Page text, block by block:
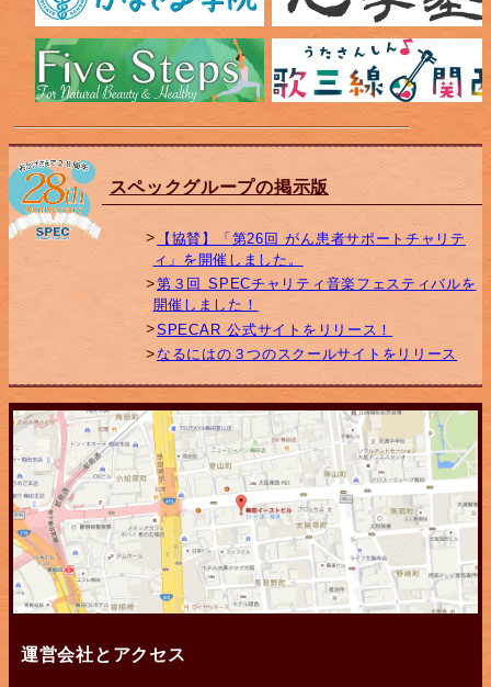
スペックグループの掲示版
【協賛】「第26回 がん患者サポートチャリテ
ィ」を開催しました。
第３回 SPECチャリティ音楽フェスティバルを
開催しました！
SPECAR 公式サイトをリリース！
なるにはの３つのスクールサイトをリリース
運営会社とアクセス